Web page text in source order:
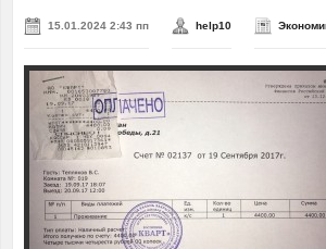
15.01.2024 2:43 пп help10